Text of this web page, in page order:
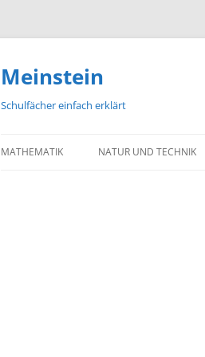
Meinstein
Schulfächer einfach erklärt
MATHEMATIK NATUR UND TECHNIK